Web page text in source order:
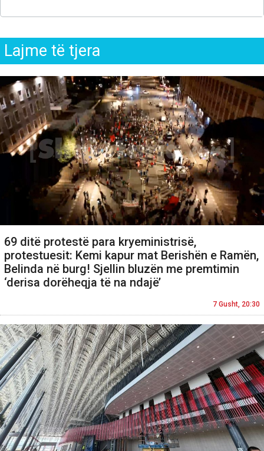
Lajme të tjera
69 ditë protestë para kryeministrisë,
protestuesit: Kemi kapur mat Berishën e Ramën,
Belinda në burg! Sjellin bluzën me premtimin
‘derisa dorëheqja të na ndajë’
7 Gusht, 20:30